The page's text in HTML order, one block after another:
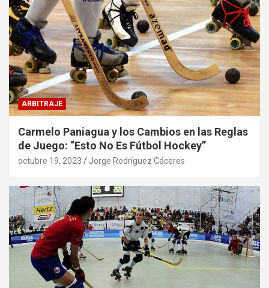
ARBITRAJE
Carmelo Paniagua y los Cambios en las Reglas
de Juego: “Esto No Es Fútbol Hockey”
octubre 19, 2023 Jorge Rodríguez Cáceres